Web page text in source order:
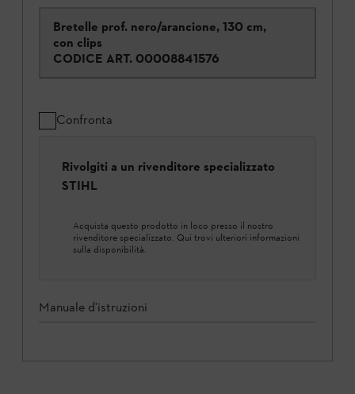
Bretelle prof. nero/arancione, 130 cm,
con clips
CODICE ART. 00008841576
Confronta
Rivolgiti a un rivenditore specializzato
STIHL
Acquista questo prodotto in loco presso il nostro
rivenditore specializzato. Qui trovi ulteriori informazioni
sulla disponibilità.
Manuale d'istruzioni